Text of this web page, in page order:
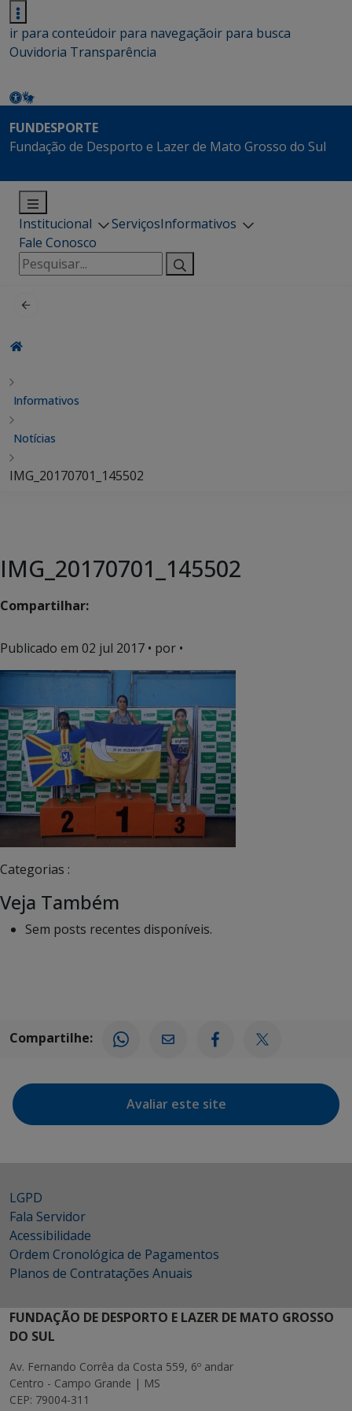
ir para conteúdoir para navegaçãoir para busca
Ouvidoria Transparência
FUNDESPORTE
Fundação de Desporto e Lazer de Mato Grosso do Sul
Institucional ServiçosInformativos
Fale Conosco
Pesquisar
por:
Informativos
Notícias
IMG_20170701_145502
IMG_20170701_145502
Compartilhar:
Publicado em 02 jul 2017 • por •
Categorias :
Veja Também
Sem posts recentes disponíveis.
Compartilhe:
Avaliar este site
LGPD
Fala Servidor
Acessibilidade
Ordem Cronológica de Pagamentos
Planos de Contratações Anuais
FUNDAÇÃO DE DESPORTO E LAZER DE MATO GROSSO
DO SUL
Av. Fernando Corrêa da Costa 559, 6º andar
Centro - Campo Grande | MS
CEP: 79004-311